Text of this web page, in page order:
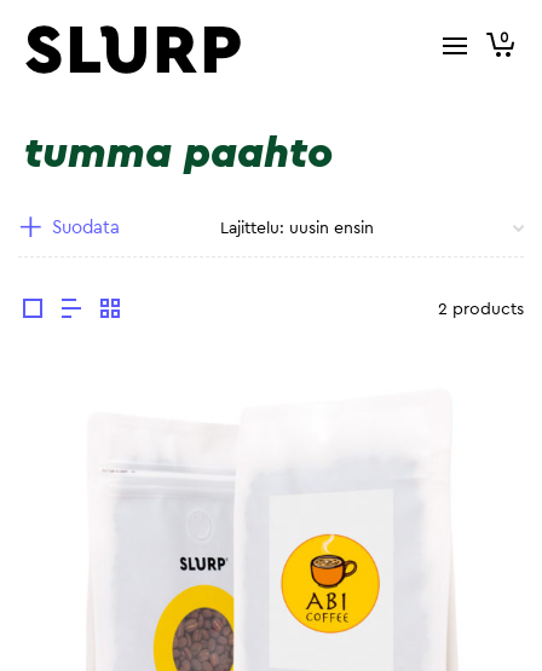
0
tumma paahto
Suodata
2 products